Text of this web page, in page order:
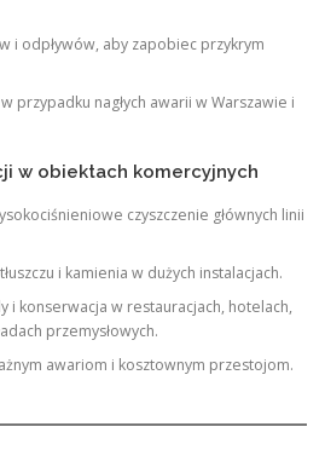
i odpływów, aby zapobiec przykrym
przypadku nagłych awarii w Warszawie i
w obiektach komercyjnych
czyszczenie głównych linii
i kamienia w dużych instalacjach.
i konserwacja w restauracjach, hotelach,
przemysłowych.
awariom i kosztownym przestojom.